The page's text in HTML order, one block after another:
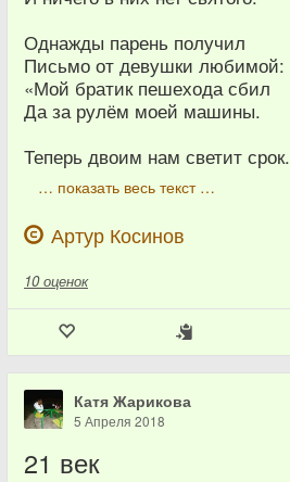
Однажды парень получил
Письмо от девушки любимой:
«Мой братик пешехода сбил
Да за рулём моей машины.
Теперь двоим нам светит срок.
… показать весь текст …
Артур Косинов
10 оценок
Катя Жарикова
5 Апреля 2018
21 век